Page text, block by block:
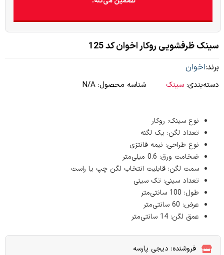
سینک ظرفشویی روکار اخوان کد 125
برند:اخوان
دسته‌بندی: سینک شناسه محصول: N/A
نوع سینک: روکار
تعداد لگن: یک لگنه
نوع طراحی: نیمه فانتزی
ضخامت ورق: 0.6 میلی‌متر
سمت لگن: قابلیت انتخاب لگن چپ یا راست
تعداد سینی: تک سینی
طول: 100 سانتی‌متر
عرض: 60 سانتی‌متر
عمق لگن: 14 سانتی‌متر
فروشنده: دیجی پارسه